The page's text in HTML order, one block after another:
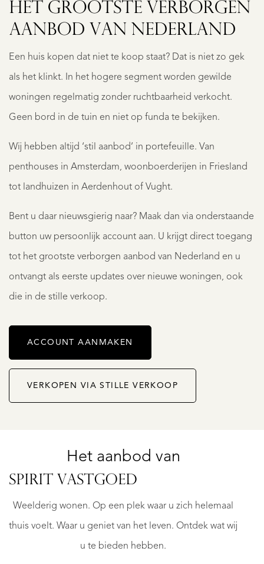
HET GROOTSTE VERBORGEN
AANBOD VAN NEDERLAND
Een huis kopen dat niet te koop staat? Dat is niet zo gek
als het klinkt. In het hogere segment worden gewilde
woningen regelmatig zonder ruchtbaarheid verkocht.
Geen bord in de tuin en niet op funda te bekijken.
Wij hebben altijd ‘stil aanbod’ in portefeuille. Van
penthouses in Amsterdam, woonboerderijen in Friesland
tot landhuizen in Aerdenhout of Vught.
Bent u daar nieuwsgierig naar? Maak dan via onderstaande
button uw persoonlijk account aan. U krijgt direct toegang
tot het grootste verborgen aanbod van Nederland en u
ontvangt als eerste updates over nieuwe woningen, ook
die in de stille verkoop.
ACCOUNT AANMAKEN
VERKOPEN VIA STILLE VERKOOP
Het aanbod van
SPIRIT VASTGOED
Weelderig wonen. Op een plek waar u zich helemaal
thuis voelt. Waar u geniet van het leven. Ontdek wat wij
u te bieden hebben.
DEN
1.250.000